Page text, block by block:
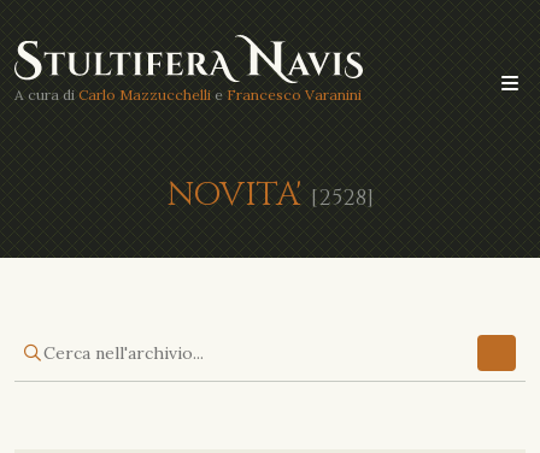
A cura di Carlo Mazzucchelli e Francesco Varanini
NOVITA' [2528]